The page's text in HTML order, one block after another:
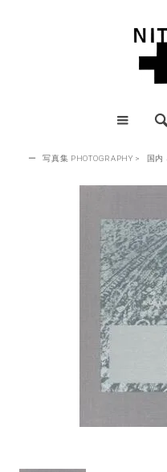
ー 写真集 PHOTOGRAPHY > 国内